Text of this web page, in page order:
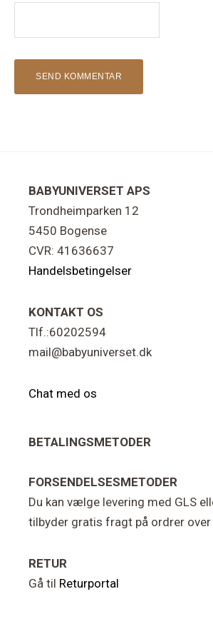
Footer
BABYUNIVERSET APS
Trondheimparken 12
5450 Bogense
CVR: 41636637
Handelsbetingelser
KONTAKT OS
Tlf.:60202594
mail@babyuniverset.dk
Chat med os
BETALINGSMETODER
FORSENDELSESMETODER
Du kan vælge levering med GLS
tilbyder gratis fragt på ordrer over
RETUR
Gå til Returportal